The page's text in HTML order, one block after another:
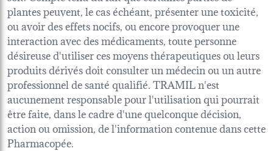
plantes peuvent, le cas échéant, présenter une toxicité,
ou avoir des effets nocifs, ou encore provoquer une
interaction avec des médicaments, toute personne
désireuse d'utiliser ces moyens thérapeutiques ou leurs
produits dérivés doit consulter un médecin ou un autre
professionnel de santé qualifié. TRAMIL n'est
aucunement responsable pour l'utilisation qui pourrait
être faite, dans le cadre d'une quelconque décision,
action ou omission, de l'information contenue dans cette
Pharmacopée.